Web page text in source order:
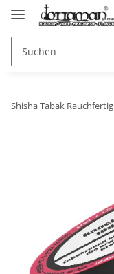
Shisha Tabak Rauchfertig